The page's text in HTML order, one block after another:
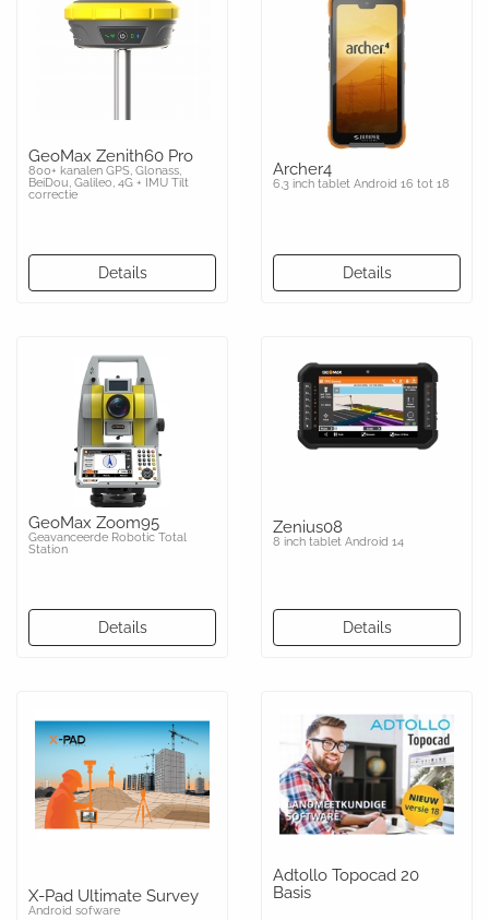
GeoMax Zenith60 Pro
800+ kanalen GPS, Glonass,
BeiDou, Galileo, 4G + IMU Tilt
correctie
Details
Archer4
6,3 inch tablet Android 16 tot 18
Details
GeoMax Zoom95
Geavanceerde Robotic Total
Station
Details
Zenius08
8 inch tablet Android 14
Details
X-Pad Ultimate Survey
Android sofware
Adtollo Topocad 20
Basis